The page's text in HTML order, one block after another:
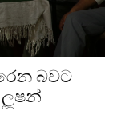
බවට
ලූෂන්